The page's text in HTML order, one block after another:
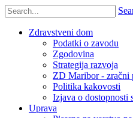
Zdravstveni dom
Podatki o zavodu
Zgodovina
Strategija razvoja
ZD Maribor - zračni
Politika kakovosti
Izjava o dostopnosti
Uprava